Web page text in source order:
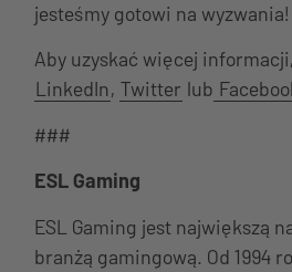
jesteśmy gotowi na wyzwania!
Aby uzyskać więcej
LinkedIn, Twitter lub
###
ESL Gaming
ESL Gaming jest największą
branżą gamingową. Od 1994